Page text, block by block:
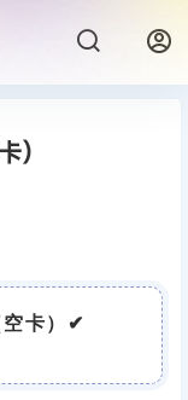
）
卡） ✔